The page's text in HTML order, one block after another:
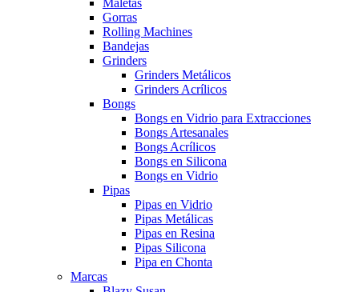
Maletas
Gorras
Rolling Machines
Bandejas
Grinders
Grinders Metálicos
Grinders Acrílicos
Bongs
Bongs en Vidrio para Extracciones
Bongs Artesanales
Bongs Acrílicos
Bongs en Silicona
Bongs en Vidrio
Pipas
Pipas en Vidrio
Pipas Metálicas
Pipas en Resina
Pipas Silicona
Pipa en Chonta
Marcas